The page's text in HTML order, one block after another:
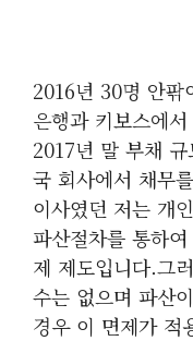
2016년 30명 안팎
은행과 키보스에
2017년 말 부채
국 회사에서 채무
이사였던 저는 개
파산절차를 통하
제 제도입니다.그
수는 없으며 파산
경우 이 면제가 적